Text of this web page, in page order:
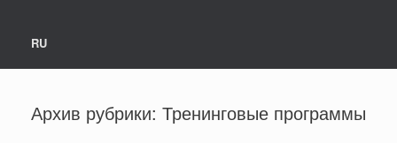
RU
Архив рубрики: Тренинговые программы